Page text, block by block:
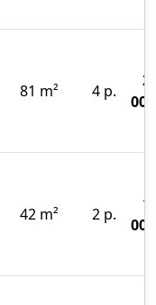
81 m² 4 p.
42 m² 2 p.